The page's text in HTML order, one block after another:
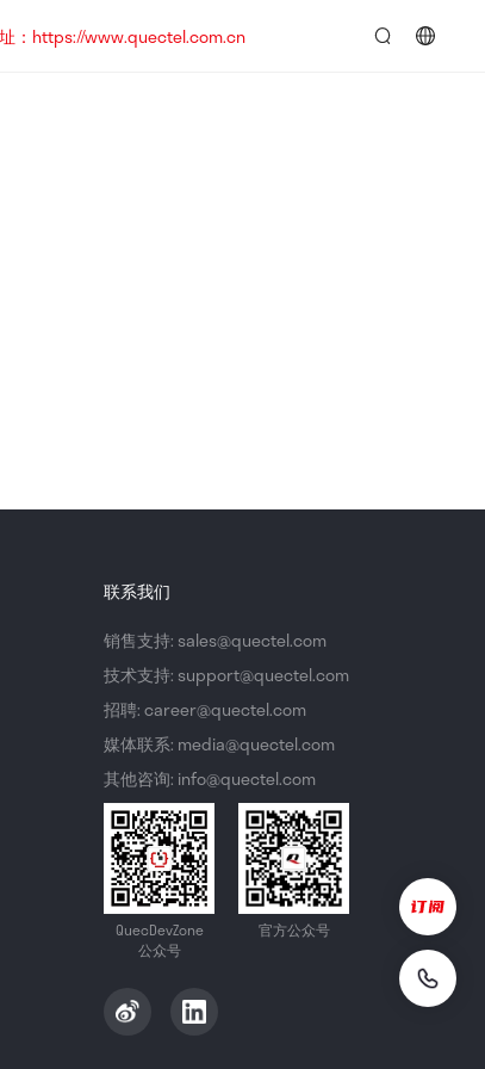
：https://www.quectel.com.cn
联系我们
销售支持: sales@quectel.com
技术支持: support@quectel.com
招聘: career@quectel.com
媒体联系: media@quectel.com
其他咨询: info@quectel.com
QuecDevZone
公众号
官方公众号